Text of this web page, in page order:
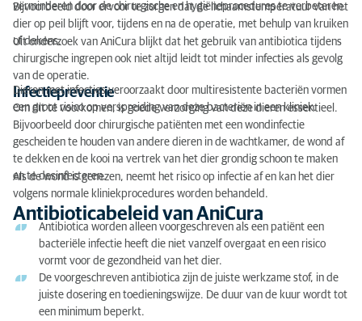
verminderen door de chirurgische en hygiëneprocedures te verbeteren.
Bijvoorbeeld door ervoor te zorgen dat de lichaamstemperatuur van het
dier op peil blijft voor, tijdens en na de operatie, met behulp van kruiken
of dekens.
Uit onderzoek van AniCura blijkt dat het gebruik van antibiotica tijdens
chirurgische ingrepen ook niet altijd leidt tot minder infecties als gevolg
van de operatie.
Infectiepreventie
Dieren met infecties veroorzaakt door multiresistente bacteriën vormen
een groot risico op verspreiding van deze bacteriën in een kliniek.
Om dit te voorkomen, is goede verzorging van deze dieren essentieel.
Bijvoorbeeld door chirurgische patiënten met een wondinfectie
gescheiden te houden van andere dieren in de wachtkamer, de wond af
te dekken en de kooi na vertrek van het dier grondig schoon te maken
en te desinfecteren.
Als de wond is genezen, neemt het risico op infectie af en kan het dier
volgens normale kliniekprocedures worden behandeld.
Antibioticabeleid van AniCura
Antibiotica worden alleen voorgeschreven als een patiënt een
bacteriële infectie heeft die niet vanzelf overgaat en een risico
vormt voor de gezondheid van het dier.
De voorgeschreven antibiotica zijn de juiste werkzame stof, in de
juiste dosering en toedieningswijze. De duur van de kuur wordt tot
een minimum beperkt.